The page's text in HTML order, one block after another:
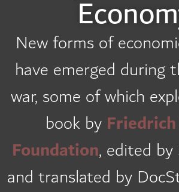
New forms of
have emerged during
war, some of which
book by
Foundation, edited by
and translated by